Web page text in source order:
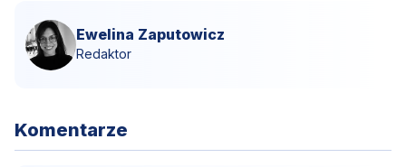
Ewelina Zaputowicz
Redaktor
Komentarze